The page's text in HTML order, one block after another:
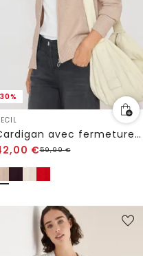
Cardigan avec fermeture éclair
€59,99€